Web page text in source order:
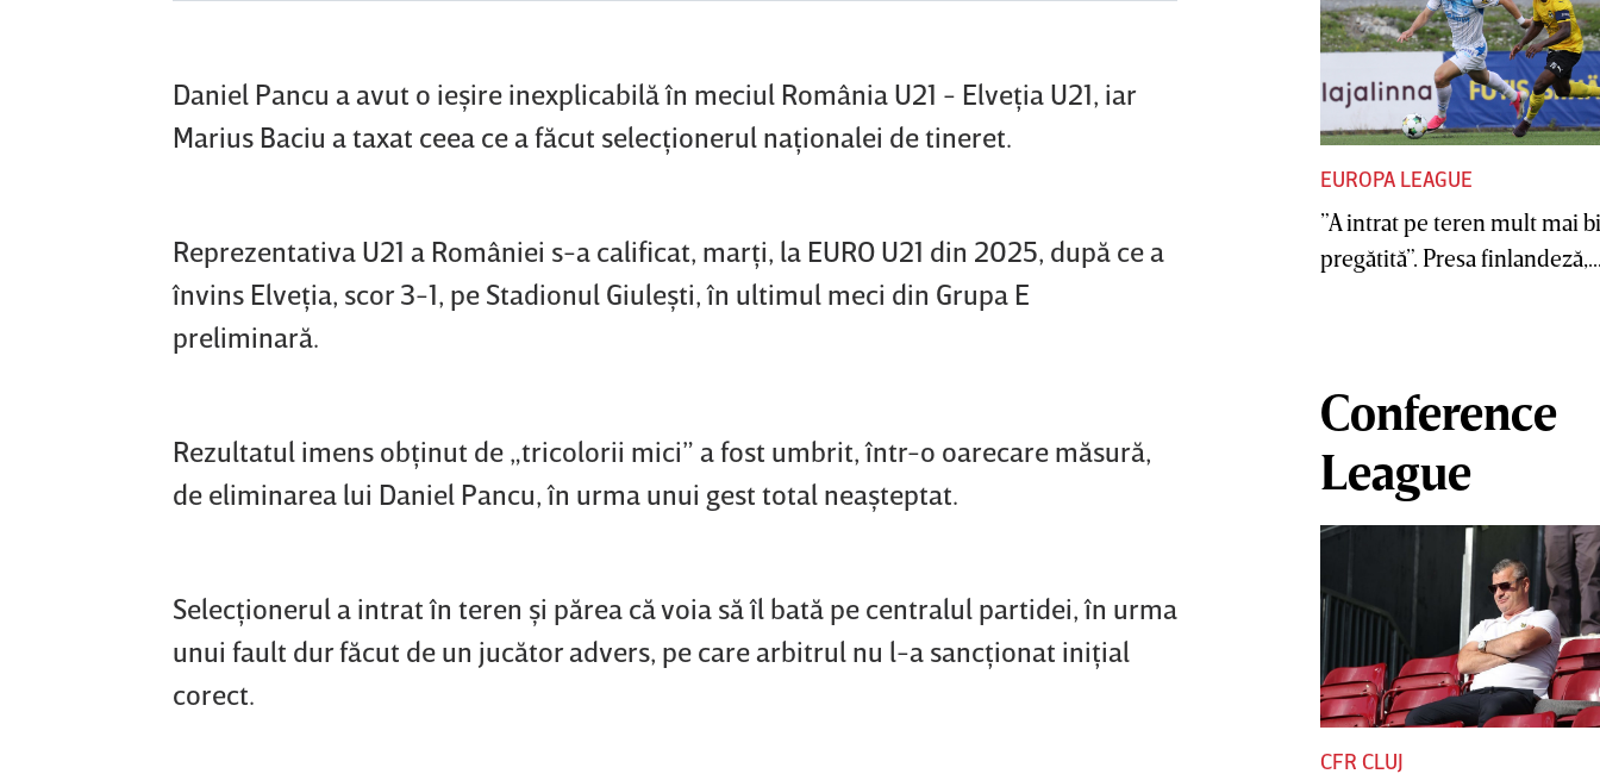
Daniel Pancu a avut o ieşire inexplicabilă în meciul România U21 - Elveţia U21, iar
Marius Baciu a taxat ceea ce a făcut selecţionerul naţionalei de tineret.
Reprezentativa U21 a României s-a calificat, marţi, la EURO U21 din 2025, după ce a
învins Elveţia, scor 3-1, pe Stadionul Giuleşti, în ultimul meci din Grupa E
preliminară.
Rezultatul imens obţinut de „tricolorii mici” a fost umbrit, într-o oarecare măsură,
de eliminarea lui Daniel Pancu, în urma unui gest total neaşteptat.
Selecţionerul a intrat în teren şi părea că voia să îl bată pe centralul partidei, în urma
unui fault dur făcut de un jucător advers, pe care arbitrul nu l-a sancţionat iniţial
corect.
EUROPA LEAGUE
”A intrat pe teren mult mai
pregătită”. Presa
Conference
League
CFR CLUJ